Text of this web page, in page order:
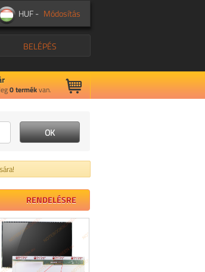
HUF - Módosítás
BELÉPÉS
0termékvan.
RENDELÉSRE